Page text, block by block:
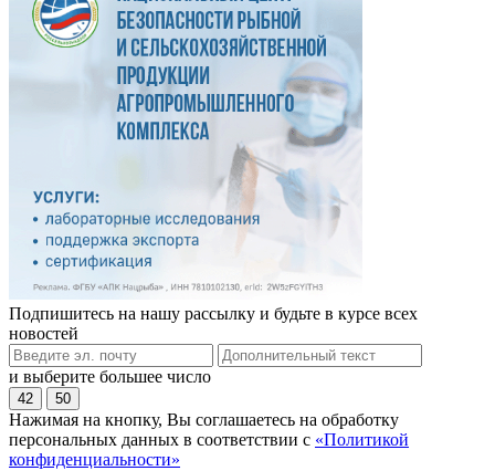
Подпишитесь на нашу рассылку и будьте в курсе всех
новостей
и выберите большее число
42 50
Нажимая на кнопку, Вы соглашаетесь на обработку
персональных данных в соответствии с «Политикой
конфиденциальности»